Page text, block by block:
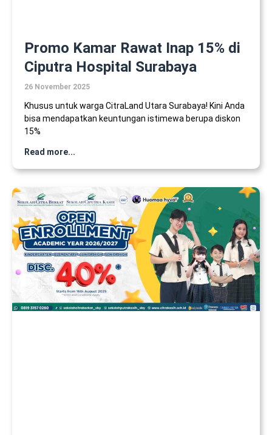
Promo Kamar Rawat Inap 15% di
Ciputra Hospital Surabaya
26 November 2025
Khusus untuk warga CitraLand Utara Surabaya! Kini Anda
bisa mendapatkan keuntungan istimewa berupa diskon
15%
Read more...